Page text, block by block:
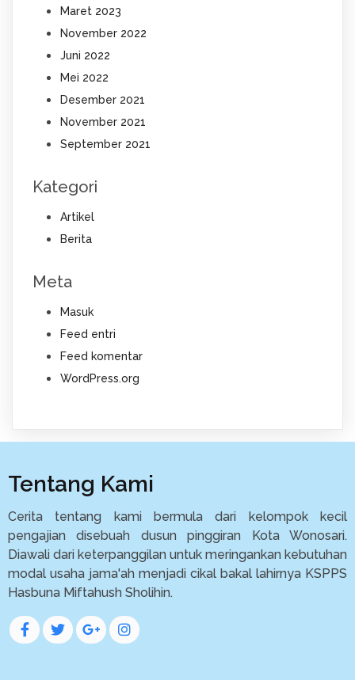
Maret 2023
November 2022
Juni 2022
Mei 2022
Desember 2021
November 2021
September 2021
Kategori
Artikel
Berita
Meta
Masuk
Feed entri
Feed komentar
WordPress.org
Tentang Kami
Cerita tentang kami bermula dari kelompok kecil
pengajian disebuah dusun pinggiran Kota Wonosari.
Diawali dari keterpanggilan untuk meringankan kebutuhan
modal usaha jama'ah menjadi cikal bakal lahirnya KSPPS
Hasbuna Miftahush Sholihin.